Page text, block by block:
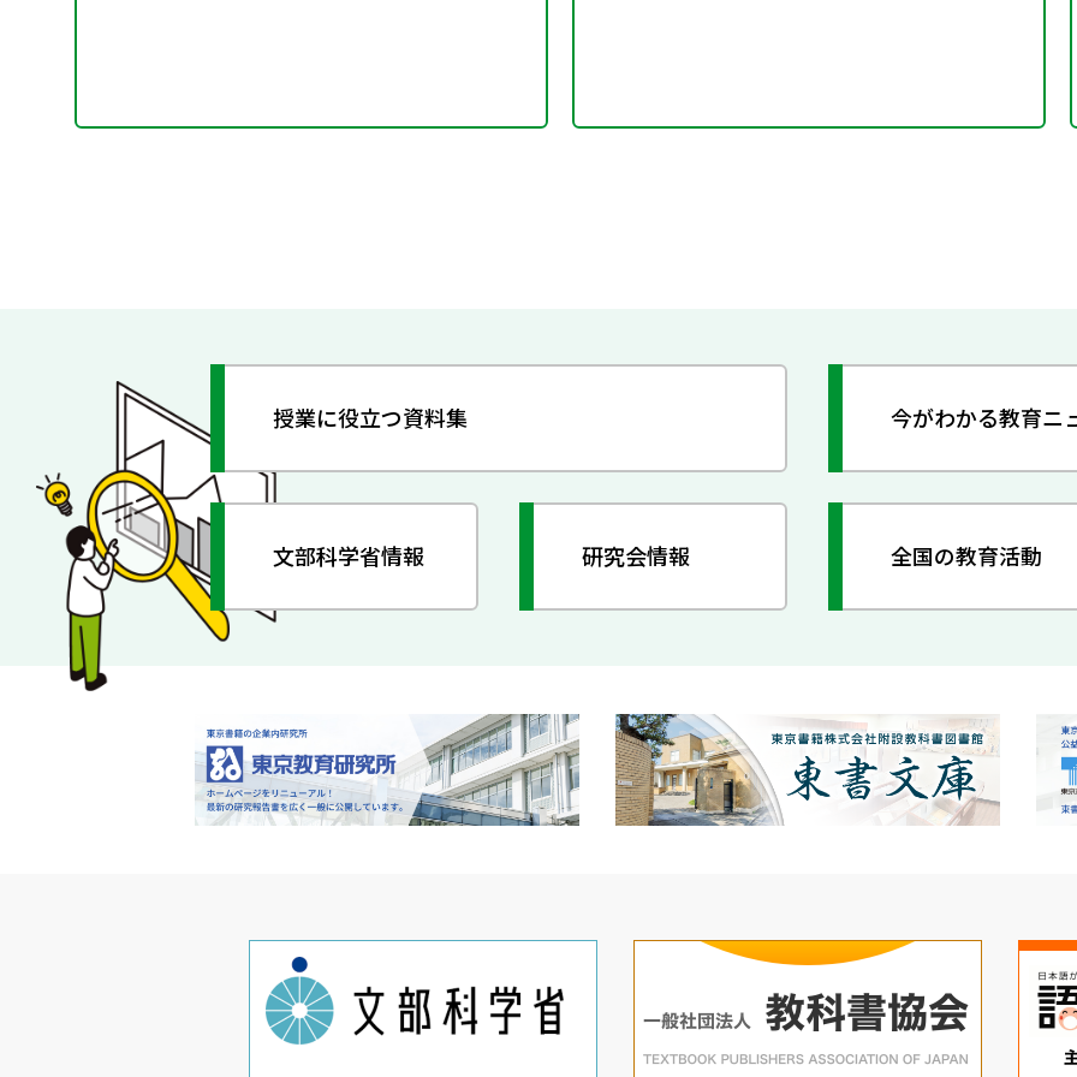
授業に役立つ資料集 今がわかる教育ニ
文部科学省情報 研究会情報 全国の教育活動